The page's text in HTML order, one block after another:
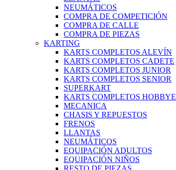
NEUMÁTICOS
COMPRA DE COMPETICIÓN
COMPRA DE CALLE
COMPRA DE PIEZAS
KARTING
KARTS COMPLETOS ALEVÍN
KARTS COMPLETOS CADETE
KARTS COMPLETOS JUNIOR
KARTS COMPLETOS SENIOR
SUPERKART
KARTS COMPLETOS HOBBYE
MECANICA
CHASIS Y REPUESTOS
FRENOS
LLANTAS
NEUMÁTICOS
EQUIPACIÓN ADULTOS
EQUIPACIÓN NIÑOS
RESTO DE PIEZAS